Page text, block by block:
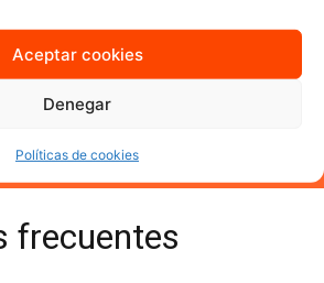
Aceptar cookies
Denegar
Políticas de cookies
más información
frecuentes